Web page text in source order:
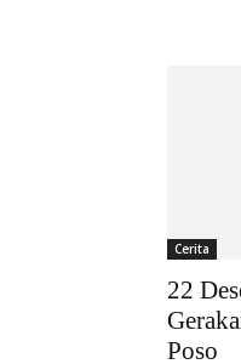
Cerita
22
Poso